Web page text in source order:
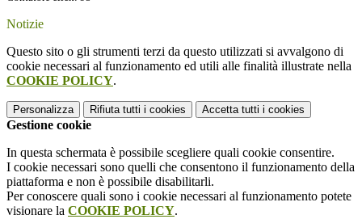
Notizie
Questo sito o gli strumenti terzi da questo utilizzati si avvalgono di
cookie necessari al funzionamento ed utili alle finalità illustrate nella
COOKIE POLICY.
Personalizza Rifiuta tutti i cookies Accetta tutti i cookies
Gestione cookie
In questa schermata è possibile scegliere quali cookie consentire.
I cookie necessari sono quelli che consentono il funzionamento della
piattaforma e non è possibile disabilitarli.
Per conoscere quali sono i cookie necessari al funzionamento potete
visionare la COOKIE POLICY.